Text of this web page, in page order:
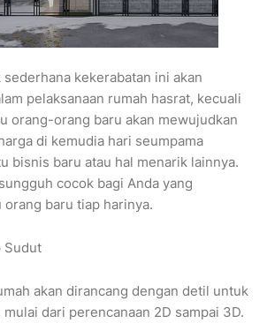
sederhana kekerabatan ini akan
pelaksanaan rumah hasrat, kecuali
orang-orang baru akan mewujudkan
di kemudia hari seumpama
bisnis baru atau hal menarik lainnya.
cocok bagi Anda yang
baru tiap harinya.
Sudut
akan dirancang dengan detil untuk
dari perencanaan 2D sampai 3D.